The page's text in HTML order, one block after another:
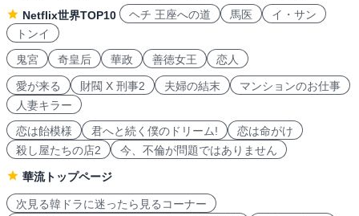
Netflix世界TOP10
ヘチ 王座への道 馬医
イ・サン
トンイ
鬼宮
奇皇后 華政 善徳女王 恋人
愛が来る 財閥 X 刑事2 夫婦の結末
マンションのお仕事
人妻キラー
恋は飴模様
君へと続く僕のドリーム!
恋は命がけ
殺し屋たちの店2
今、不倫が問題ではありません
華流トップページ
次見る韓ドラに迷ったら見るコーナー